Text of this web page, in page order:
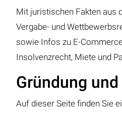
Mit juristischen Fakten aus
Vergabe- und
sowie Infos zu E-
Insolvenzrecht, Miete und
Gründung
Auf dieser Seite finden Sie